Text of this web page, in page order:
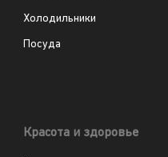
Холодильники
Посуда
Красота и здоровье